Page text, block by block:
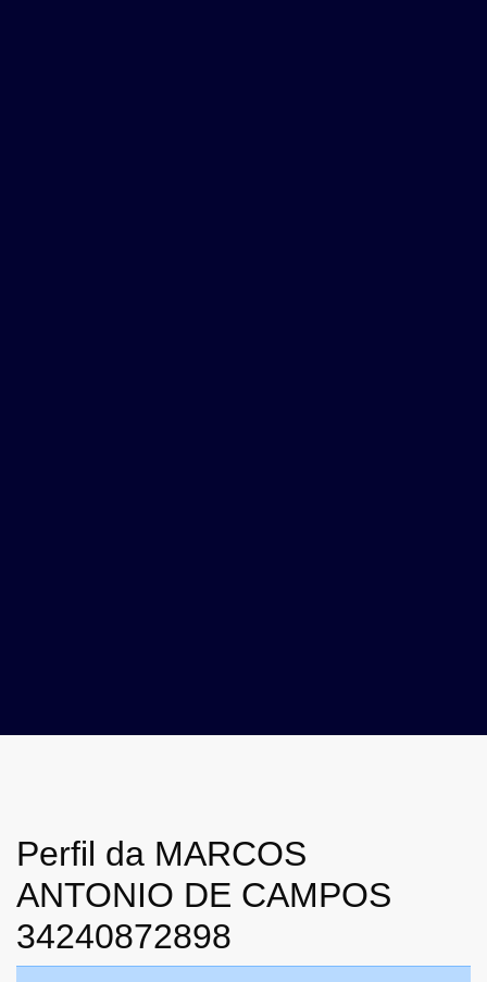
Perfil da MARCOS
ANTONIO DE CAMPOS
34240872898